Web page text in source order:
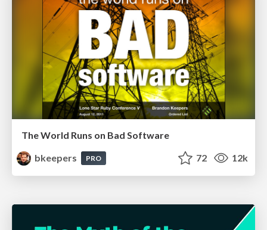
The World Runs on Bad Software
bkeepers
PRO 72 12k